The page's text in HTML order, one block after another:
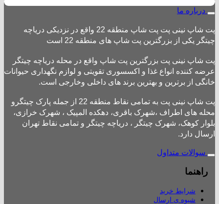
درباره ما
پت شاپ نینی پت پت شاپ منطقه 22 واقع در نزدیکی دریاچه
چیتگر یکی از بزرگترین پت شاپ های منطقه 22 است
پت شاپ نینی پت بزرگترین پت شاپ واقع در محله دریاچه چیتگر
عرضه کننده انواع غذا و اکسسوری تقویتی و لوازم نگهداری حیوانات
خانگی از برترین و بهترین برند های داخلی وخارجی است.
پت شاپ نینی پت به تمامی نقاط منطقه 22 از جمله پارک چیتگرو
محله های اطراف ،شهرک باقری، دهکده المپیک ، شهرک خرازی،
بلوار کوهک، شهرک چیتگر ، دریاچه چیتگر و تمامی نقاط تهران
ارسال دارد.
سوالات متداول
راهنما
شرایط خرید
شیوه ی ارسال